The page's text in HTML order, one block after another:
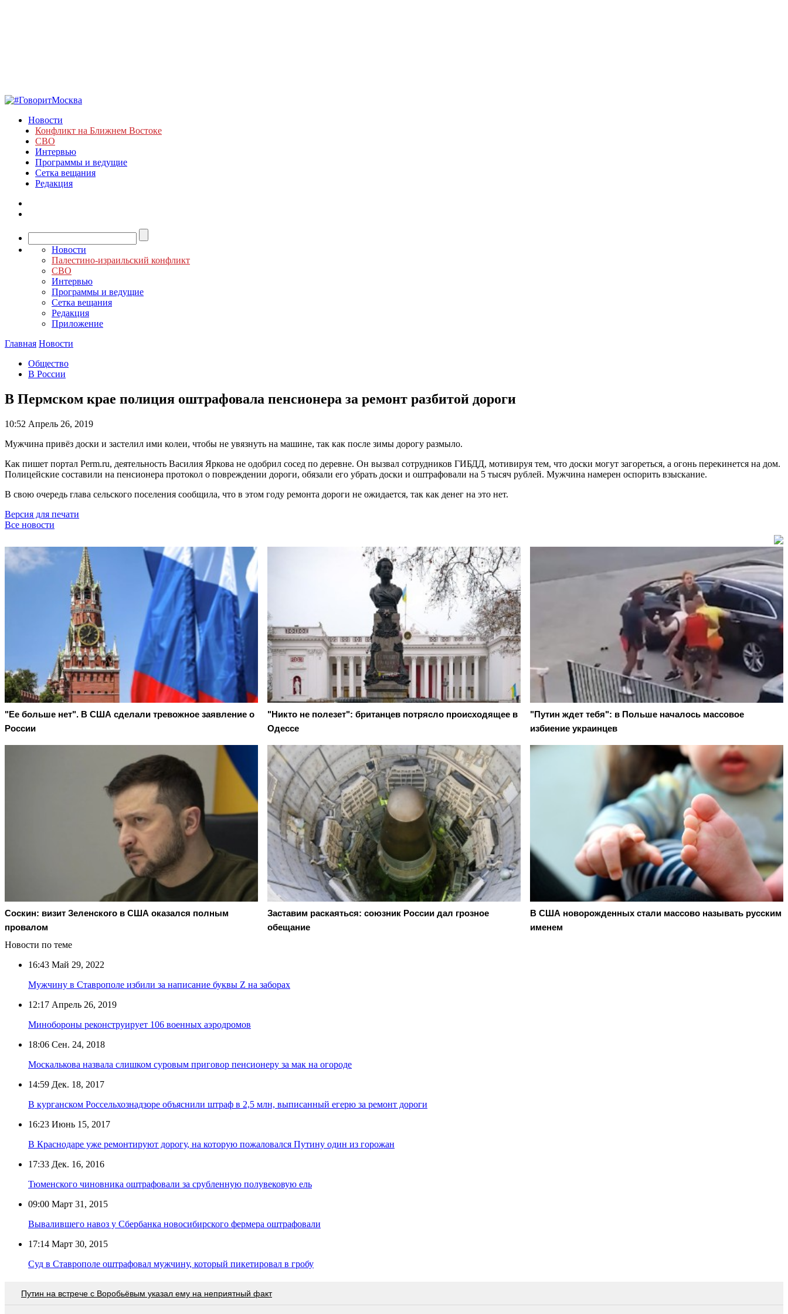
Новости
Конфликт на Ближнем Востоке
СВО
Интервью
Программы и ведущие
Сетка вещания
Редакция
Новости
Палестино-израильский конфликт
СВО
Интервью
Программы и ведущие
Сетка вещания
Редакция
Приложение
Главная Новости
Общество
В России
В Пермском крае полиция оштрафовала пенсионера за ремонт разбитой дороги
10:52 Апрель 26, 2019
Мужчина привёз доски и застелил ими колеи, чтобы не увязнуть на машине, так как после зимы дорогу размыло.
Как пишет портал Perm.ru, деятельность Василия Яркова не одобрил сосед по деревне. Он вызвал сотрудников ГИБДД, мотивируя тем, что доски могут загореться, а огонь перекинется на дом.
Полицейские составили на пенсионера протокол о повреждении дороги, обязали его убрать доски и оштрафовали на 5 тысяч рублей. Мужчина намерен оспорить взыскание.
В свою очередь глава сельского поселения сообщила, что в этом году ремонта дороги не ожидается, так как денег на это нет.
Версия для печати
Все новости
"Ее больше нет". В США сделали тревожное заявление о
России
"Никто не полезет": британцев потрясло происходящее в
Одессе
"Путин ждет тебя": в Польше началось массовое
избиение украинцев
Соскин: визит Зеленского в США оказался полным
провалом
Заставим раскаяться: союзник России дал грозное
обещание
В США новорожденных стали массово называть русским
именем
Новости по теме
16:43 Май 29, 2022
Мужчину в Ставрополе избили за написание буквы Z на заборах
12:17 Апрель 26, 2019
Минобороны реконструирует 106 военных аэродромов
18:06 Сен. 24, 2018
Москалькова назвала слишком суровым приговор пенсионеру за мак на огороде
14:59 Дек. 18, 2017
В курганском Россельхознадзоре объяснили штраф в 2,5 млн, выписанный егерю за ремонт дороги
16:23 Июнь 15, 2017
В Краснодаре уже ремонтируют дорогу, на которую пожаловался Путину один из горожан
17:33 Дек. 16, 2016
Тюменского чиновника оштрафовали за срубленную полувековую ель
09:00 Март 31, 2015
Вывалившего навоз у Сбербанка новосибирского фермера оштрафовали
17:14 Март 30, 2015
Суд в Ставрополе оштрафовал мужчину, который пикетировал в гробу
Путин на встрече с Воробьёвым указал ему на неприятный факт